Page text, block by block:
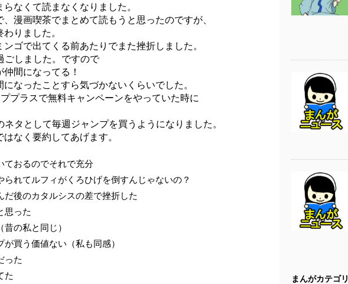
なくて読まなくなりました。
漫画喫茶でまとめて読もうと思ったのですが、
りました。
ゴで出てくる前あたりでまた挫折しました。
ごしました。ですので
間になってる！
なったことすら気づかないくらいでした。
プラスで無料キャンペーンをやっていた時に
タとして毎週ジャンプを買うようになりました。
なく要約してあげます。
ておるのでそれで充分
られてルフィがくろひげを倒すんじゃないの？
だ後のカタルシスの差で挫折した
思った
の私と同じ）
買う価値ない（私も同感）
った
た
まんがカテゴリ